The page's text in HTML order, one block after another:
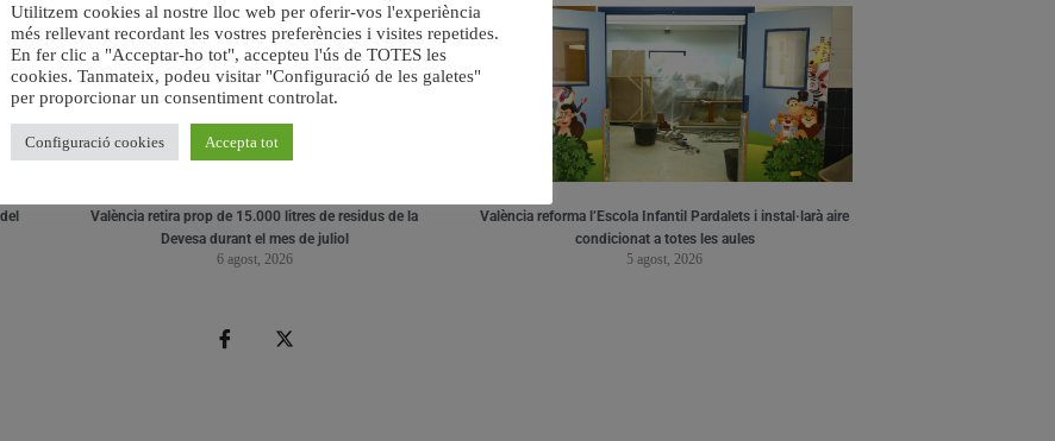
València retira prop de 15.000 litres de residus de la
Devesa durant el mes de juliol
6 agost, 2026
València reforma l’Escola Infantil Pardalets i instal·larà aire
condicionat a totes les aules
5 agost, 2026
Utilitzem cookies al nostre lloc web per oferir-vos l'experiència
més rellevant recordant les vostres preferències i visites repetides.
En fer clic a "Acceptar-ho tot", accepteu l'ús de TOTES les
cookies. Tanmateix, podeu visitar "Configuració de les galetes"
per proporcionar un consentiment controlat.
Configuració cookies Accepta tot